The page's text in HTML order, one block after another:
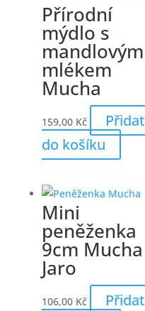
Přírodní
mýdlo s
mandlovým
mlékem
Mucha
159,00 Kč
Přidat
do košíku
Mini
peněženka
9cm Mucha
Jaro
106,00 Kč
Přidat